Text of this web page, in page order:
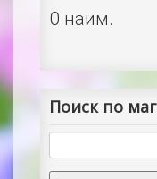
0 наим.
Поиск по